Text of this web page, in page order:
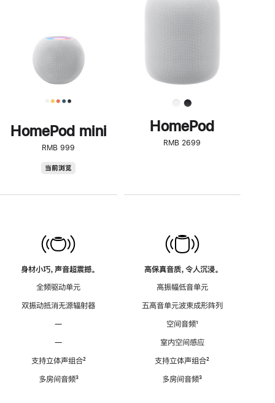
HomePod mini
RMB 999
当前浏览
身材小巧，声音超震撼。
全频驱动单元
双振动抵消无源辐射器
—
—
支持立体声组合脚
²
多房间音频脚
³
了
解
HomePod<
HomePod
RMB 2699
高保真音质，令人沉浸。
高振幅低音单元
五高音单元波束成形阵列
空间音频脚
¹
室内空间感应
支持立体声组合脚
²
多房间音频脚
³